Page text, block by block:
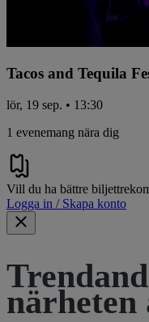
Tacos and Tequila
lör, 19 sep. • 13:30
1 evenemang nära dig
Vill du ha bättre
Logga in / Skapa konto
närheten